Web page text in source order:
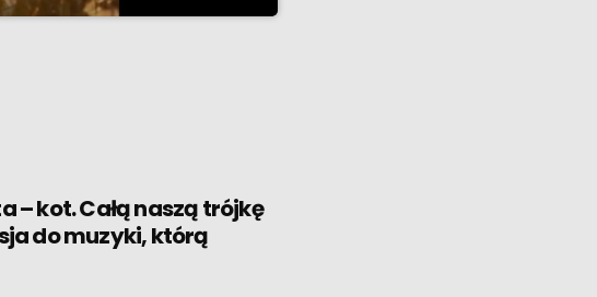
– kot. Całą naszą trójkę
do muzyki, którą